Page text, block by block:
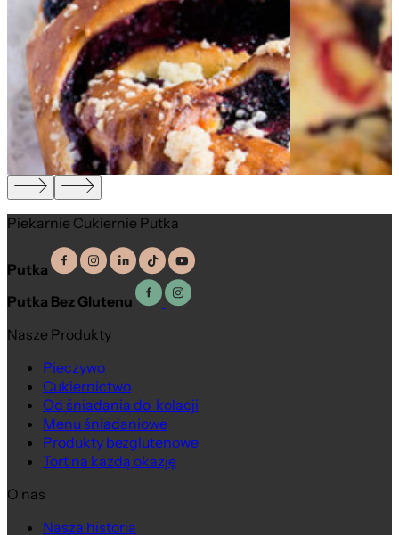
Piekarnie Cukiernie Putka
Putka
Putka Bez Glutenu
Nasze Produkty
Pieczywo
Cukiernictwo
Od śniadania do kolacji
Menu śniadaniowe
Produkty bezglutenowe
Tort na każdą okazję
O nas
Nasza historia